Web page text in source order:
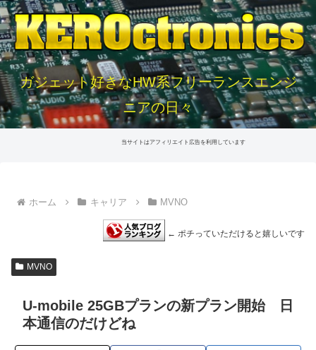
ガジェット好きなHW系フリーランスエンジ
ニアの日々
当サイトはアフィリエイト広告を利用しています
ホーム キャリア MVNO
← ポチっていただけると嬉しいです
MVNO
U-mobile 25GBプランの新プラン開始 日
本通信のだけどね